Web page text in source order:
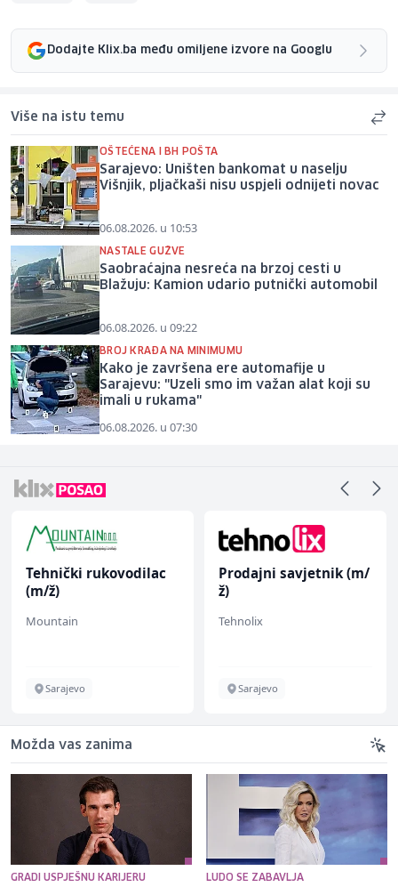
Dodajte Klix.ba među omiljene izvore na Googlu
Više na istu temu
OŠTEĆENA I BH POŠTA
Sarajevo: Uništen bankomat u naselju
Višnjik, pljačkaši nisu uspjeli odnijeti novac
06.08.2026. u 10:53
NASTALE GUŽVE
Saobraćajna nesreća na brzoj cesti u
Blažuju: Kamion udario putnički automobil
06.08.2026. u 09:22
BROJ KRAĐA NA MINIMUMU
Kako je završena ere automafije u
Sarajevu: "Uzeli smo im važan alat koji su
imali u rukama"
06.08.2026. u 07:30
Tehnički rukovodilac
(m/ž)
Mountain
Sarajevo
Prodajni savjetnik (m/
ž)
Tehnolix
Sarajevo
Možda vas zanima
GRADI USPJEŠNU KARIJERU LUDO SE ZABAVLJA